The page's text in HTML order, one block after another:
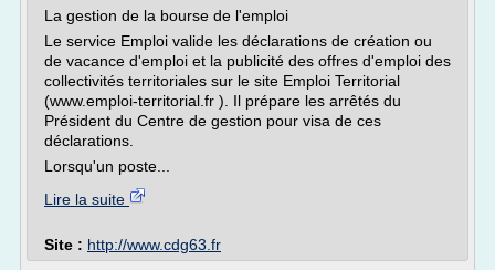
La gestion de la bourse de l'emploi
Le service Emploi valide les déclarations de création ou
de vacance d'emploi et la publicité des offres d'emploi des
collectivités territoriales sur le site Emploi Territorial
(www.emploi-territorial.fr ). Il prépare les arrêtés du
Président du Centre de gestion pour visa de ces
déclarations.
Lorsqu'un poste...
Lire la suite
Site : http://www.cdg63.fr